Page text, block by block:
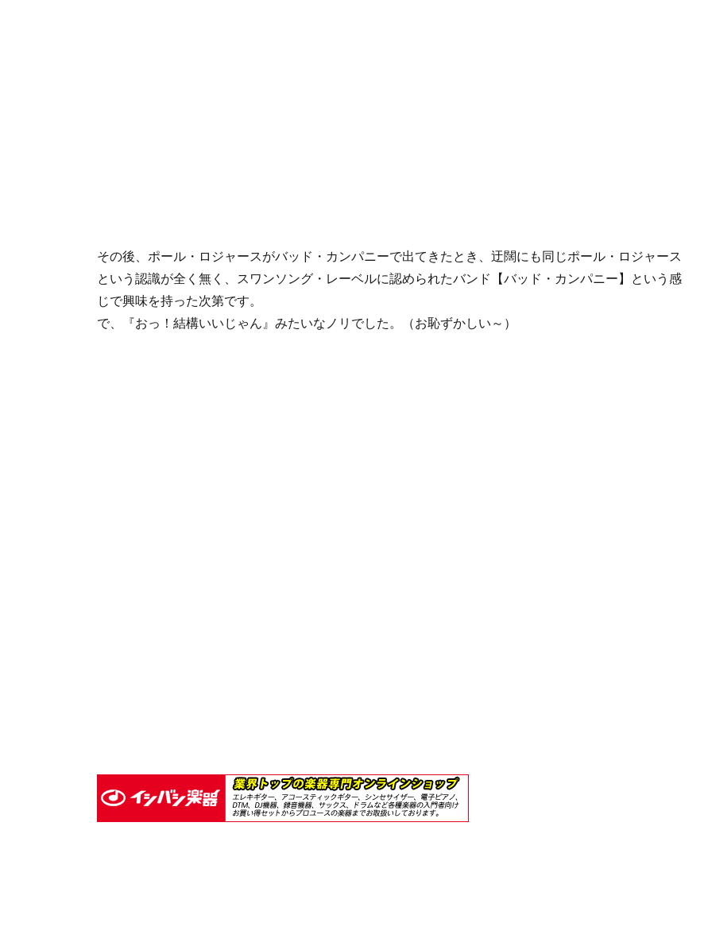
その後、ポール・ロジャースがバッド・カンパニーで出てきたとき、迂闊にも同じポール・ロジャース
という認識が全く無く、スワンソング・レーベルに認められたバンド【バッド・カンパニー】という感
じで興味を持った次第です。
で、『おっ！結構いいじゃん』みたいなノリでした。（お恥ずかしい～）